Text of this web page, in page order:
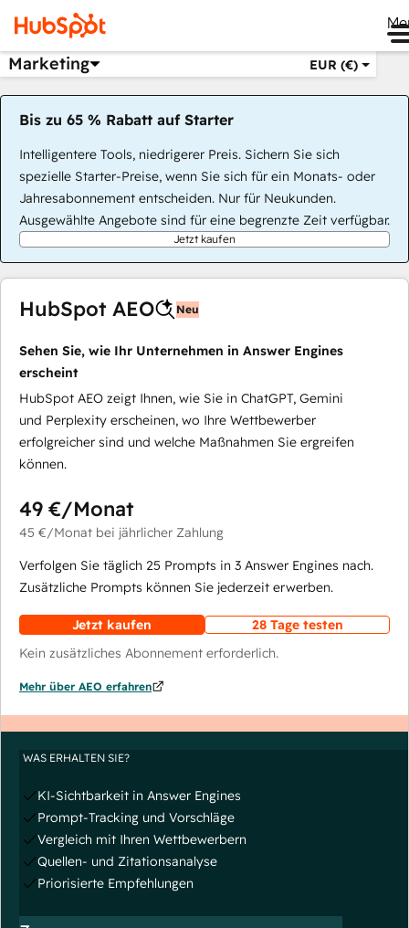
Marketing EUR (€)
Bis zu 65 % Rabatt auf Starter
Intelligentere Tools, niedrigerer Preis. Sichern Sie sich
spezielle Starter-Preise, wenn Sie sich für ein Monats- oder
Jahresabonnement entscheiden. Nur für Neukunden.
Ausgewählte Angebote sind für eine begrenzte Zeit verfügbar.
Jetzt kaufen
HubSpot AEO Neu
Sehen Sie, wie Ihr Unternehmen in Answer Engines
erscheint
HubSpot AEO zeigt Ihnen, wie Sie in ChatGPT, Gemini
und Perplexity erscheinen, wo Ihre Wettbewerber
erfolgreicher sind und welche Maßnahmen Sie ergreifen
können.
49 €/Monat
45 €/Monat bei jährlicher Zahlung
Verfolgen Sie täglich 25 Prompts in 3 Answer Engines nach.
Zusätzliche Prompts können Sie jederzeit erwerben.
Jetzt kaufen
28 Tage testen
Kein zusätzliches Abonnement erforderlich.
Mehr über AEO erfahren
WAS ERHALTEN SIE?
KI-Sichtbarkeit in Answer Engines
Prompt-Tracking und Vorschläge
Vergleich mit Ihren Wettbewerbern
Quellen- und Zitationsanalyse
Priorisierte Empfehlungen